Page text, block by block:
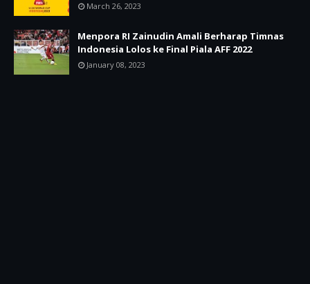
March 26, 2023
Menpora RI Zainudin Amali Berharap Timnas
Indonesia Lolos ke Final Piala AFF 2022
January 08, 2023